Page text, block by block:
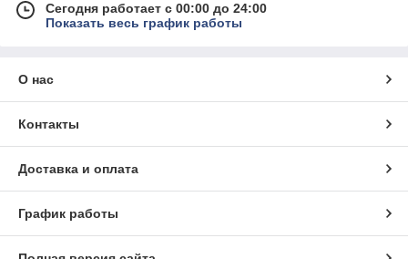
Сегодня работает с 00:00 до 24:00
Показать весь график работы
О нас
Контакты
Доставка и оплата
График работы